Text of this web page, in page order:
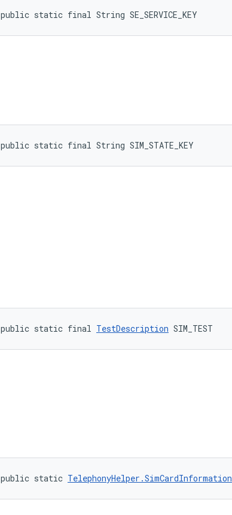
public static final String SE_SERVICE_KEY
public static final String SIM_STATE_KEY
public static final TestDescription SIM_TEST
public static TelephonyHelper.SimCardInformation